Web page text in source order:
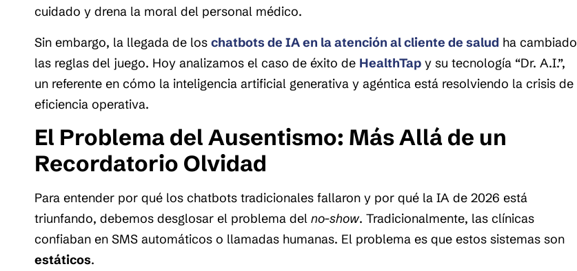
cuidado y drena la moral del personal médico.
Sin embargo, la llegada de los chatbots de IA en la atención al cliente de salud ha cambiado
las reglas del juego. Hoy analizamos el caso de éxito de HealthTap y su tecnología “Dr. A.I.”,
un referente en cómo la inteligencia artificial generativa y agéntica está resolviendo la crisis de
eficiencia operativa.
El Problema del Ausentismo: Más Allá de un
Recordatorio Olvidad
Para entender por qué los chatbots tradicionales fallaron y por qué la IA de 2026 está
triunfando, debemos desglosar el problema del no-show. Tradicionalmente, las clínicas
confiaban en SMS automáticos o llamadas humanas. El problema es que estos sistemas son
estáticos.